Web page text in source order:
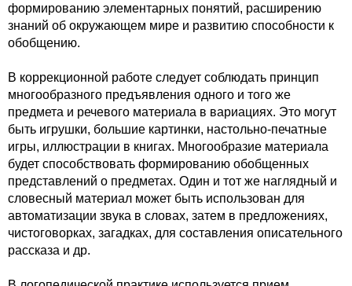
формированию элементарных понятий, расширению
знаний об окружающем мире и развитию способности к
обобщению.
В коррекционной работе следует соблюдать принцип
многообразного предъявления одного и того же
предмета и речевого материала в вариациях. Это могут
быть игрушки, большие картинки, настольно-печатные
игры, иллюстрации в книгах. Многообразие материала
будет способствовать формированию обобщенных
представлений о предметах. Один и тот же наглядный и
словесный материал может быть использован для
автоматизации звука в словах, затем в предложениях,
чистоговорках, загадках, для составления описательного
рассказа и др.